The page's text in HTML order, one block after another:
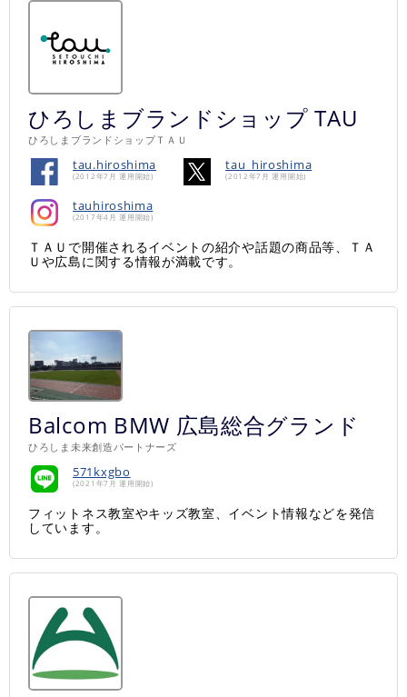
ひろしまブランドショップ TAU
ひろしまブランドショップＴＡＵ
tau.hiroshima
(2012年7月 運用開始)
tau_hiroshima
(2012年7月 運用開始)
tauhiroshima
(2017年4月 運用開始)
ＴＡＵで開催されるイベントの紹介や話題の商品等、ＴＡ
Ｕや広島に関する情報が満載です。
Balcom BMW 広島総合グランド
ひろしま未来創造パートナーズ
571kxgbo
(2021年7月 運用開始)
フィットネス教室やキッズ教室、イベント情報などを発信
しています。